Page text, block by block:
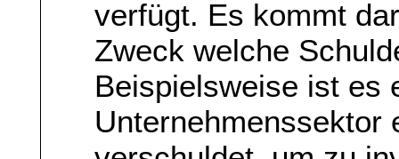
verfügt. Es kommt
Zweck welche
Beispielsweise ist es
Unternehmenssektor